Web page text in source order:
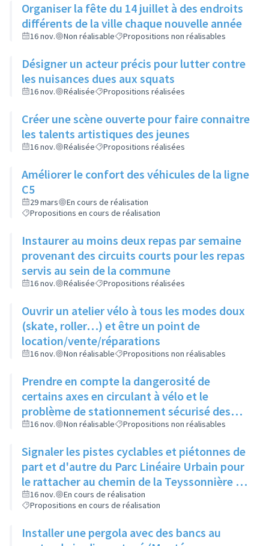
Organiser la fête du 14 juillet à des endroits
différents de la ville chaque nouvelle année
16 nov. Non réalisable Propositions non réalisables
Désigner un acteur précis pour lutter contre
les nuisances dues aux squats
16 nov. Réalisée Propositions réalisées
Créer une scène ouverte pour faire connaitre
les talents artistiques des jeunes
16 nov. Réalisée Propositions réalisées
Améliorer le confort des véhicules de la ligne
C5
29 mars
En cours de réalisation
Propositions en cours de réalisation
Instaurer au moins deux repas par semaine
provenant des circuits courts pour les repas
servis au sein de la commune
16 nov. Réalisée Propositions réalisées
Ouvrir un atelier vélo à tous les modes doux
(skate, roller…) et être un point de
location/vente/réparations
16 nov. Non réalisable Propositions non réalisables
Prendre en compte la dangerosité de
certains axes en circulant à vélo et le
problème de stationnement sécurisé des
vélos avant d'ouvrir un atelier vélo
16 nov. Non réalisable Propositions non réalisables
Signaler les pistes cyclables et piétonnes de
part et d'autre du Parc Linéaire Urbain pour
le rattacher au chemin de la Teyssonnière et
à la route de Genève
16 nov.
En cours de réalisation
Propositions en cours de réalisation
Installer une pergola avec des bancs au